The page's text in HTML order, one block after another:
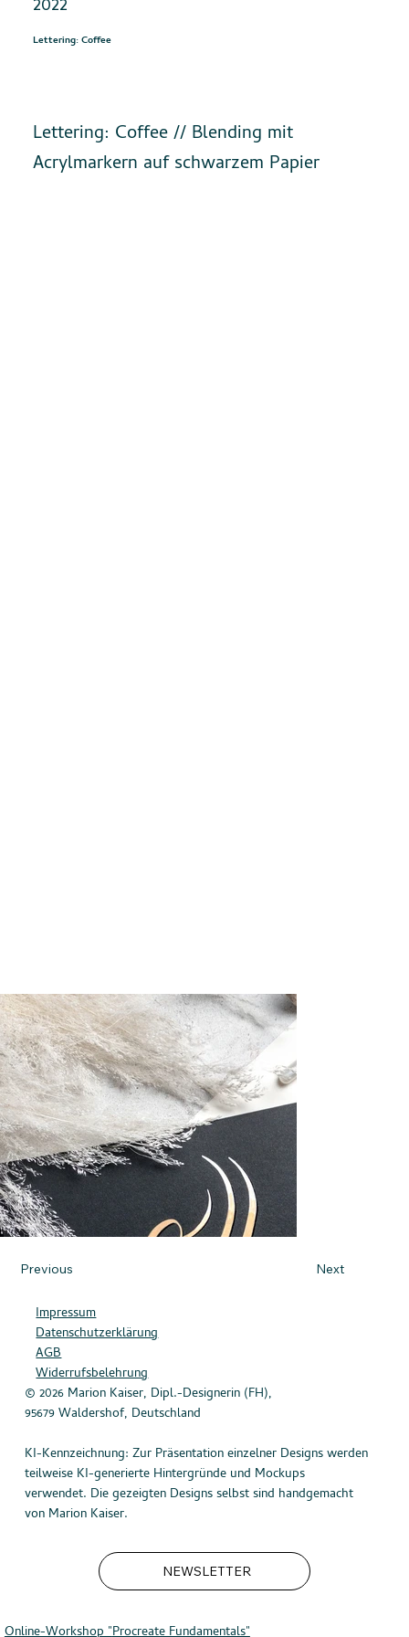
Lettering: Coffee
2022
Lettering: Coffee // Blending mit
Acrylmarkern auf schwarzem Papier
Previous Next
Impressum
Datenschutzerklärung
AGB
Widerrufsbelehrung
© 2026 Marion Kaiser, Dipl.-Designerin (FH),
95679 Waldershof, Deutschland
KI-Kennzeichnung: Zur Präsentation einzelner Designs werden
teilweise KI-generierte Hintergründe und Mockups
verwendet. Die gezeigten Designs selbst sind handgemacht
von Marion Kaiser.
NEWSLETTER
Online-Workshop "Procreate Fundamentals"